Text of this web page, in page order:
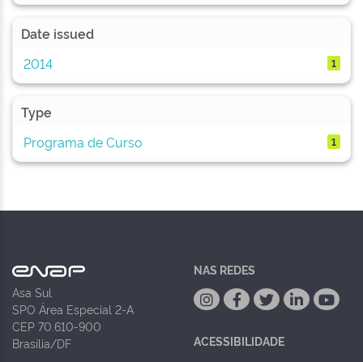
Date issued
2014
1
Type
Programa de Curso
1
Asa Sul
SPO Área Especial 2-A
CEP 70.610-900
Brasília/DF
NAS REDES
ACESSIBILIDADE